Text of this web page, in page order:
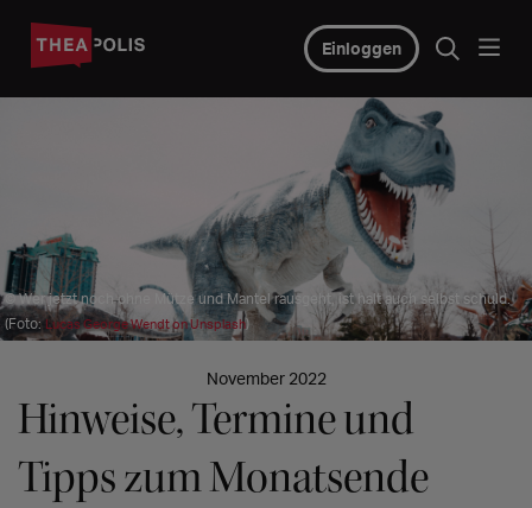
Einloggen
© Wer jetzt noch ohne Mütze und Mantel rausgeht, ist halt auch selbst schuld.
(Foto:Lucas George Wendt on Unsplash)
November 2022
Hinweise, Termine und
Tipps zum Monatsende